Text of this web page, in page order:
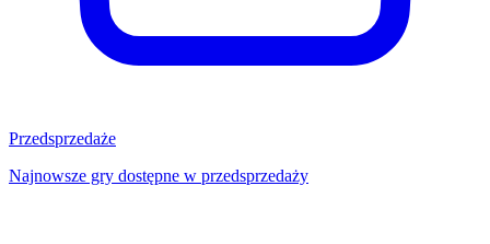
Przedsprzedaże
Najnowsze gry dostępne w przedsprzedaży